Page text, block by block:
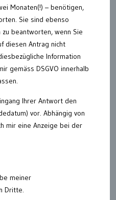
Monaten(!) – benötigen,
Sie sind ebenso
beantworten, wenn Sie
diesen Antrag nicht
Information
gemäss DSGVO innerhalb
Ihrer Antwort den
vor. Abhängig von
mir eine Anzeige bei der
meiner
Dritte.